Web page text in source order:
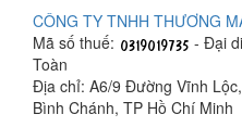
CÔNG TY TNHH THƯƠNG
Mã số thuế:
- Đại
Toàn
Địa chỉ: A6/9 Đường Vĩnh
Bình Chánh, TP Hồ Chí Minh